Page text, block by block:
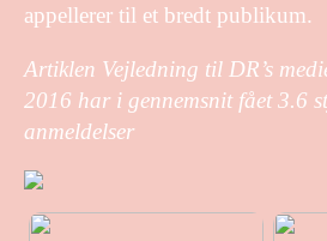
appellerer til et bredt publikum.
Artiklen Vejledning til DR’s
2016 har i gennemsnit fået3.6
anmeldelser